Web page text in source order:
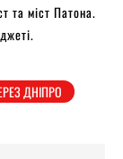
та міст Патона.
ДНІПРО